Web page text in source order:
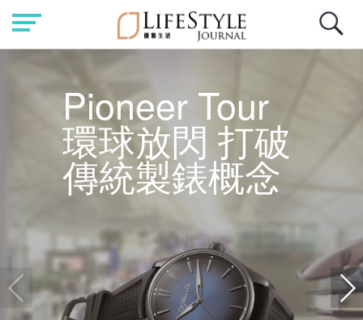
Pioneer Tour
環球放閃 打破
傳統製錶概念